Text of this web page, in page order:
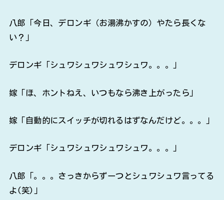
八郎「今日、デロンギ（お湯沸かすの）やたら長くな
い？」
デロンギ「シュワシュワシュワシュワ。。。」
嫁「ほ、ホントねえ、いつもなら沸き上がったら」
嫁「自動的にスイッチが切れるはずなんだけど。。。」
デロンギ「シュワシュワシュワシュワ。。。」
八郎「。。。さっきからずーつとシュワシュワ言ってる
よ(笑)」